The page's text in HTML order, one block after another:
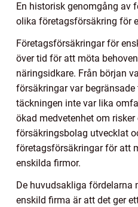
En historisk genomgång av
olika företagsförsäkring för
Företagsförsäkringar för
över tid för att möta
näringsidkare. Från början
försäkringar var
täckningen inte var lika
ökad medvetenhet om
försäkringsbolag utvecklat
företagsförsäkringar för att
enskilda firmor.
De huvudsakliga
enskild firma är att det ger